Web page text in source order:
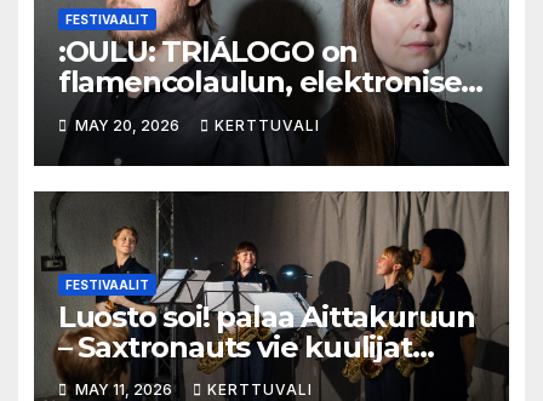
FESTIVAALIT
:OULU: TRIÁLOGO on
flamencolaulun, elektronisen
musiikin ja hylätyn tilan
välinen trialogi
MAY 20, 2026 KERTTUVALI
FESTIVAALIT
Luosto soi! palaa Aittakuruun
– Saxtronauts vie kuulijat
seikkailulle luonnon keskelle
MAY 11, 2026 KERTTUVALI